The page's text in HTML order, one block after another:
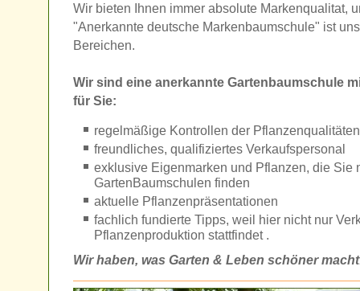
Wir bieten Ihnen immer absolute Markenqualitat,
"Anerkannte deutsche Markenbaumschule" ist
Bereichen.
Wir sind eine anerkannte Gartenbaumschule
für Sie:
regelmäßige Kontrollen der
freundliches, qualifiziertes Verkaufspersonal
exklusive Eigenmarken und Pflanzen, die Sie
GartenBaumschulen finden
aktuelle Pflanzenpräsentationen
fachlich fundierte Tipps, weil hier nicht nur
Pflanzenproduktion stattfindet .
Wir haben, was Garten & Leben schöner